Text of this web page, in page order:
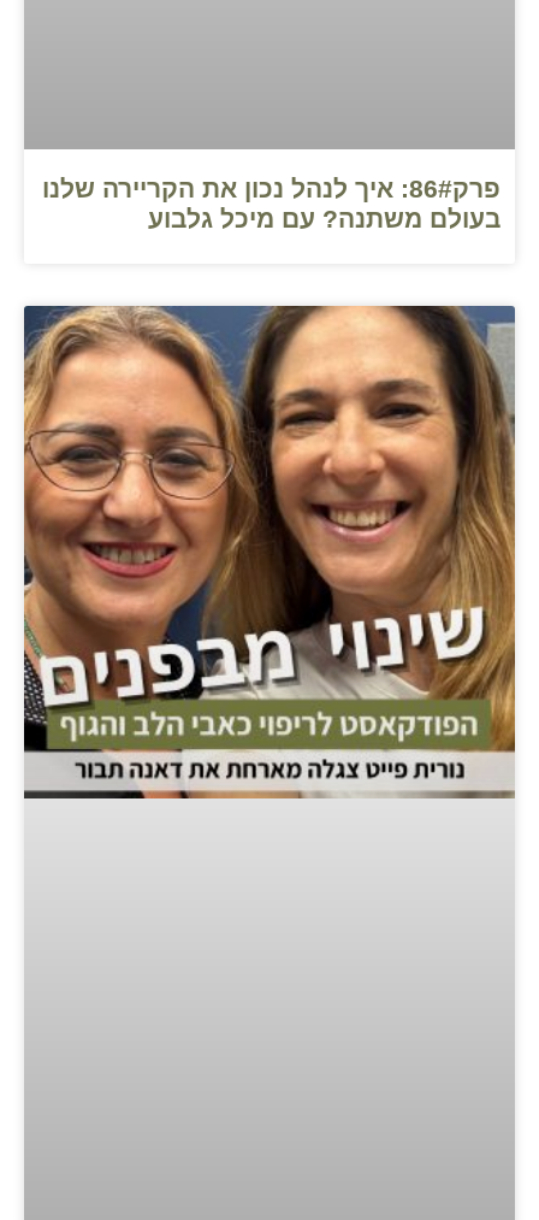
פרק86#: איך לנהל נכון את הקריירה שלנו
בעולם משתנה? עם מיכל גלבוע